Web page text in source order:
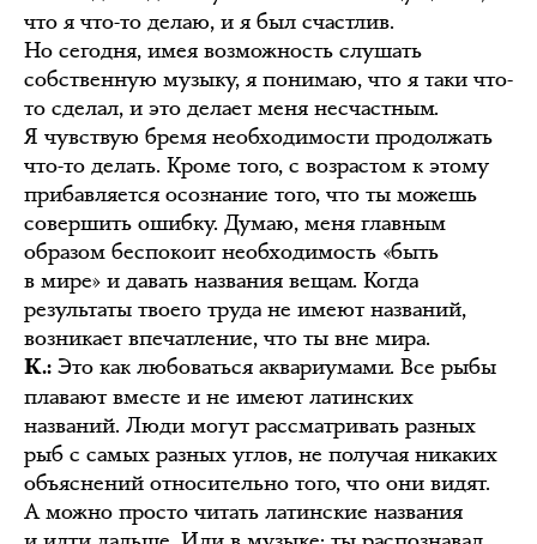
что я что-то делаю, и я был счастлив.
Но сегодня, имея возможность слушать
собственную музыку, я понимаю, что я таки что-
то сделал, и это делает меня несчастным.
Я чувствую бремя необходимости продолжать
что-то делать. Кроме того, с возрастом к этому
прибавляется осознание того, что ты можешь
совершить ошибку. Думаю, меня главным
образом беспокоит необходимость «быть
в мире» и давать названия вещам. Когда
результаты твоего труда не имеют названий,
возникает впечатление, что ты вне мира.
К.: Это как любоваться аквариумами. Все рыбы
плавают вместе и не имеют латинских
названий. Люди могут рассматривать разных
рыб с самых разных углов, не получая никаких
объяснений относительно того, что они видят.
А можно просто читать латинские названия